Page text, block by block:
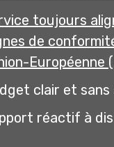
toujours
de
Européenne
clair et sans
réactif à